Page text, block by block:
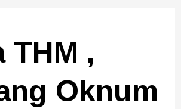
THM ,
Oknum